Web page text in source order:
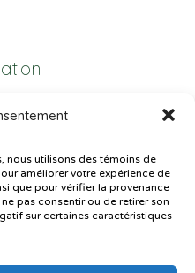
nous utilisons des témoins de
améliorer votre expérience de
que pour vérifier la provenance
pas consentir ou de retirer son
sur certaines caractéristiques
site
à l’élève